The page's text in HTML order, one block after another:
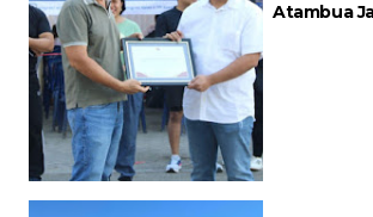
Atambua